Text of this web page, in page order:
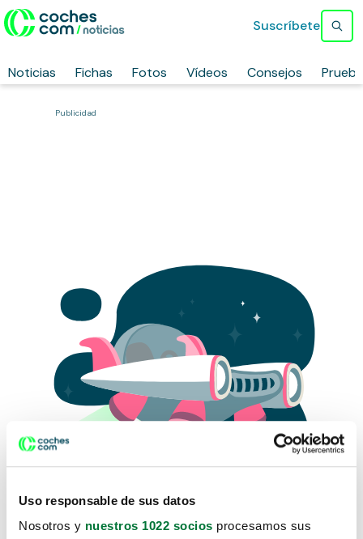
Uso responsable de sus datos
Nosotros y nuestros 1022 socios procesamos sus
Noticias Fichas Fotos Vídeos Consejos
Suscríbete
Publicidad